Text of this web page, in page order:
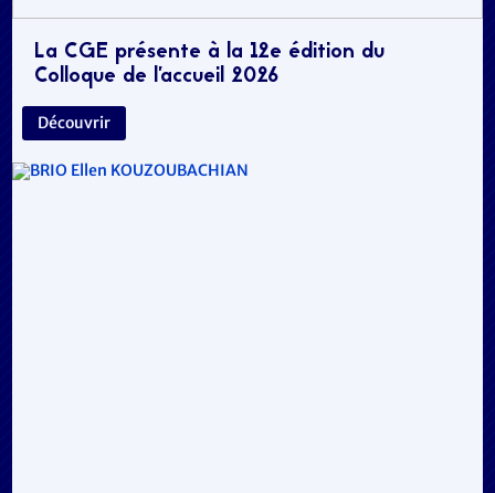
La CGE présente à la 12e édition du
Colloque de l’accueil 2026
Découvrir